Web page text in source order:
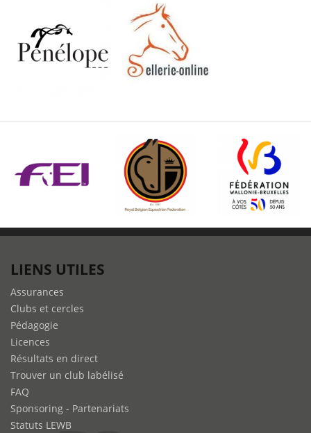
LIENS UTILES
Assurances
Clubs et cercles
Pédagogie
Licences
Résultats en direct
Trouver un club labélisé
FAQ
Sponsoring - Partenariats
Statuts LEWB